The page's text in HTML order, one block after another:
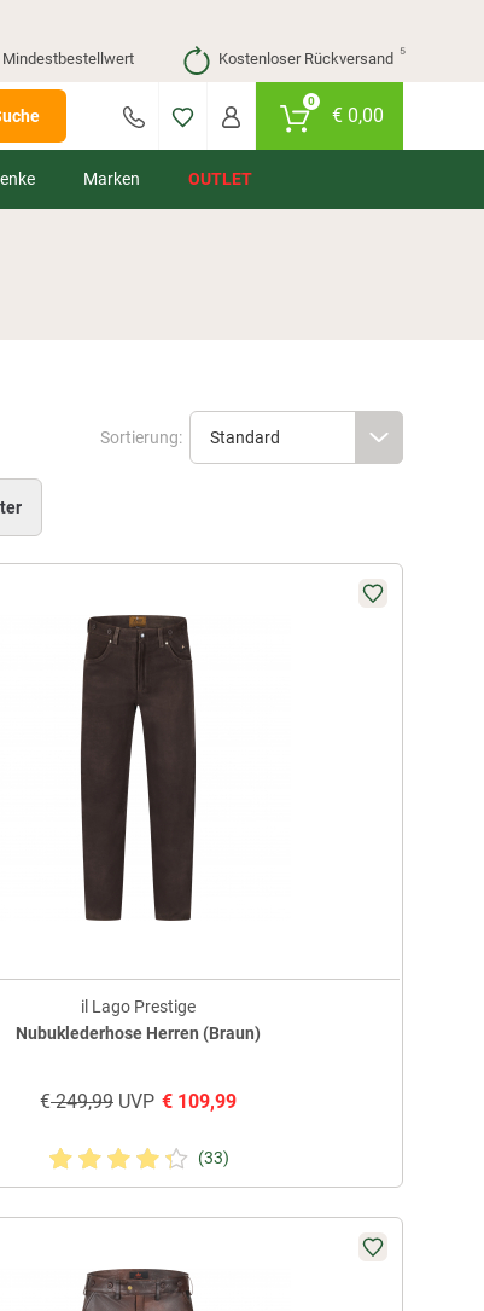
Mindestbestellwert Kostenloser Rückversand ⁵
0
€0,00
Marken OUTLET
Sortierung:
il Lago Prestige
Nubuklederhose Herren (Braun)
€249,99UVP €109,99
(33)